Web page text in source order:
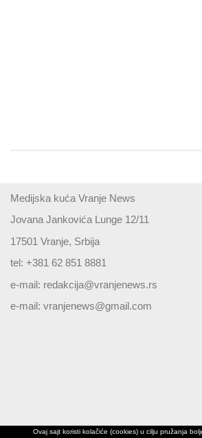
Medijska kuća Vranje News
Jovana Jankovića Lunge 12/11
17501 Vranje, Srbija
tel: +381 62 851 8881
e-mail: redakcija@vranjenews.rs
e-mail: vranjenews@gmail.com
Ovaj sajt koristi kolačiće (cookies) u cilju pružanja